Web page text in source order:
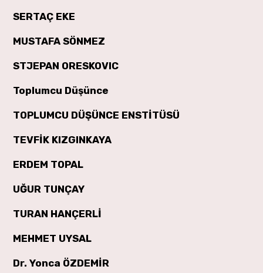
SERTAÇ EKE
MUSTAFA SÖNMEZ
STJEPAN ORESKOVIC
Toplumcu Düşünce
TOPLUMCU DÜŞÜNCE ENSTİTÜSÜ
TEVFİK KIZGINKAYA
ERDEM TOPAL
UĞUR TUNÇAY
TURAN HANÇERLİ
MEHMET UYSAL
Dr. Yonca ÖZDEMİR